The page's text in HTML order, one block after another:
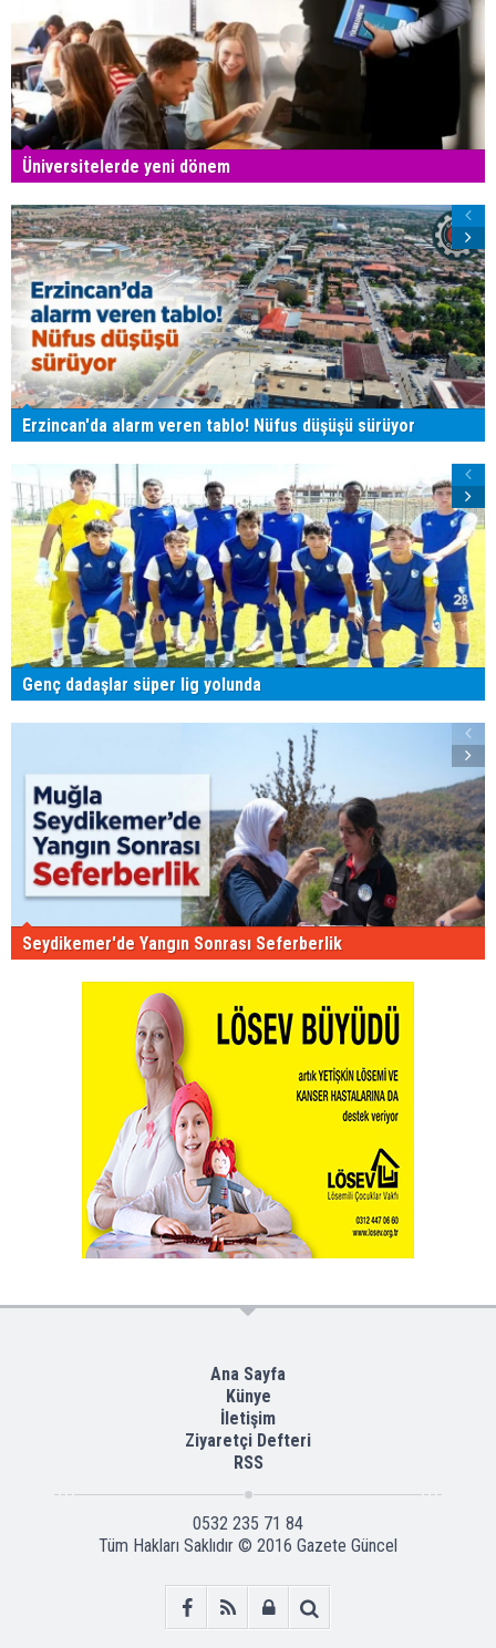
Üniversitelerde yeni dönem
Erzincan'da alarm veren tablo! Nüfus düşüşü sürüyor
Genç dadaşlar süper lig yolunda
Seydikemer'de Yangın Sonrası Seferberlik
Ana Sayfa
Künye
İletişim
Ziyaretçi Defteri
RSS
0532 235 71 84
Tüm Hakları Saklıdır © 2016 Gazete Güncel